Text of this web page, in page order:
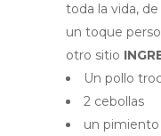
toda la vida,
un toque
otro sitio
Un pollo
2 cebollas
un